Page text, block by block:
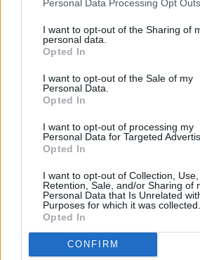
negar su consentimiento. Tenga en
de su consentimiento, pero usted tiene
rechazar tal procesamiento. Sus
cualquier momento entrando de nuevo
visitando nuestra política de privacidad.
Personal Data Processing Opt Outs
I want to opt-out of the Sharing of
personal data.
Opted In
I want to opt-out of the Sale of my
Personal Data.
Opted In
I want to opt-out of processing my
Personal Data for Targeted
Opted In
I want to opt-out of Collection, Use,
Retention, Sale, and/or Sharing of
Personal Data that Is Unrelated
Purposes for which it was collected.
Opted In
CONFIRM